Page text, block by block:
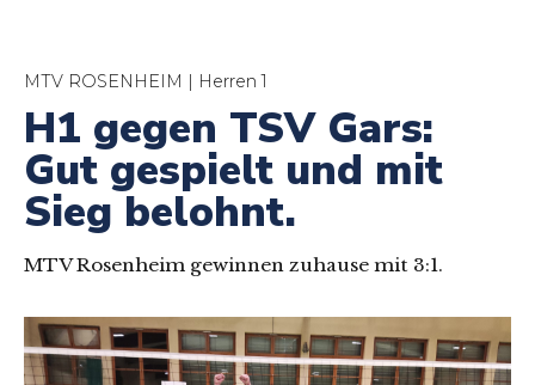
MTV ROSENHEIM | Herren 1
H1 gegen TSV Gars:
Gut gespielt und mit
Sieg belohnt.
MTV Rosenheim gewinnen zuhause mit 3:1.